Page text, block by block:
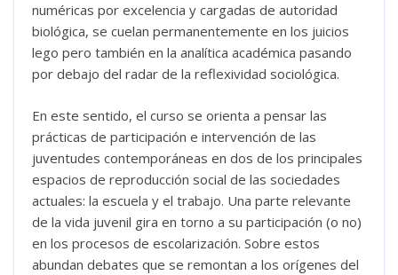
numéricas por excelencia y cargadas de autoridad
biológica, se cuelan permanentemente en los juicios
lego pero también en la analítica académica pasando
por debajo del radar de la reflexividad sociológica.
En este sentido, el curso se orienta a pensar las
prácticas de participación e intervención de las
juventudes contemporáneas en dos de los principales
espacios de reproducción social de las sociedades
actuales: la escuela y el trabajo. Una parte relevante
de la vida juvenil gira en torno a su participación (o no)
en los procesos de escolarización. Sobre estos
abundan debates que se remontan a los orígenes del